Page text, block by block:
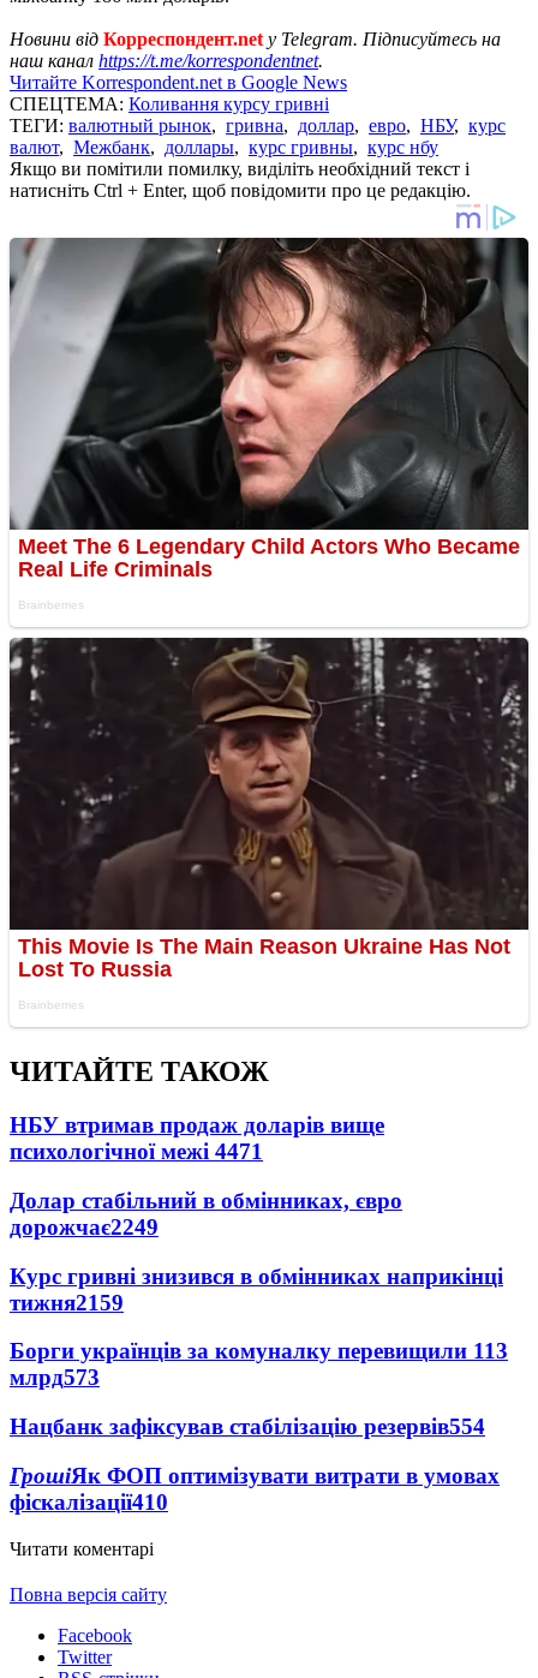
Новини від Корреспондент.net у Telegram. Підписуйтесь на
наш канал https://t.me/korrespondentnet.
Читайте Korrespondent.net в Google News
СПЕЦТЕМА: Коливання курсу гривні
ТЕГИ: валютный рынок, гривна, доллар, евро, НБУ, курс
валют, Межбанк, доллары, курс гривны, курс нбу
Якщо ви помітили помилку, виділіть необхідний текст і
натисніть Ctrl + Enter, щоб повідомити про це редакцію.
ЧИТАЙТЕ ТАКОЖ
НБУ втримав продаж доларів вище
психологічної межі 4471
Долар стабільний в обмінниках, євро
дорожчає2249
Курс гривні знизився в обмінниках наприкінці
тижня2159
Борги українців за комуналку перевищили 113
млрд573
Нацбанк зафіксував стабілізацію резервів554
ГрошіЯк ФОП оптимізувати витрати в умовах
фіскалізації410
Читати коментарі
Повна версія сайту
Facebook
Twitter